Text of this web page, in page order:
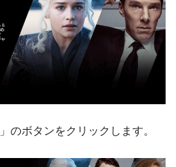
」のボタンをクリックします。